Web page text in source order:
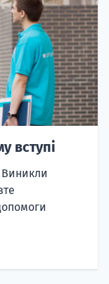
вступі
Виникли